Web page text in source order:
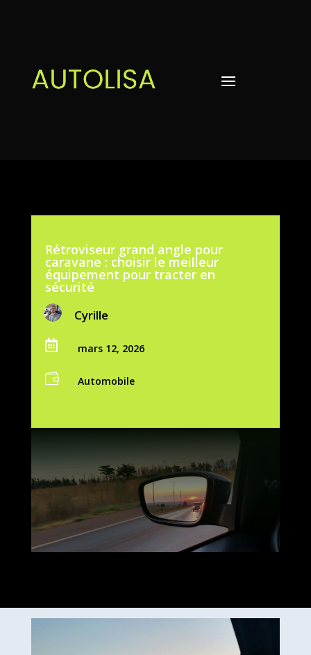
Rétroviseur grand angle pour
caravane : choisir le meilleur
équipement pour tracter en
sécurité
Cyrille
 mars 12, 2026
 Automobile